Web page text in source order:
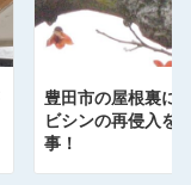
豊田市の屋根裏に
ビシンの再侵入を
事！